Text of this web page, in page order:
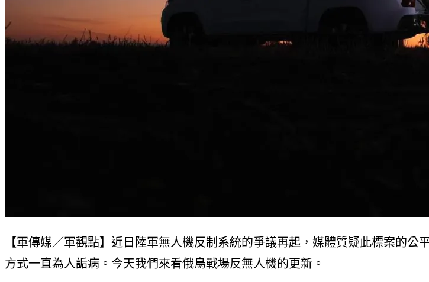
【軍傳媒／軍觀點】近日陸軍無人機反制系統的爭議再起，媒體質疑此標案的
方式一直為人詬病。今天我們來看俄烏戰場反無人機的更新。